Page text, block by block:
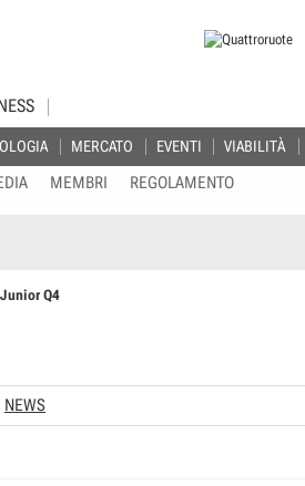
MERCATO EVENTI VIABILITÀ
MEMBRI REGOLAMENTO
Q4
NEWS